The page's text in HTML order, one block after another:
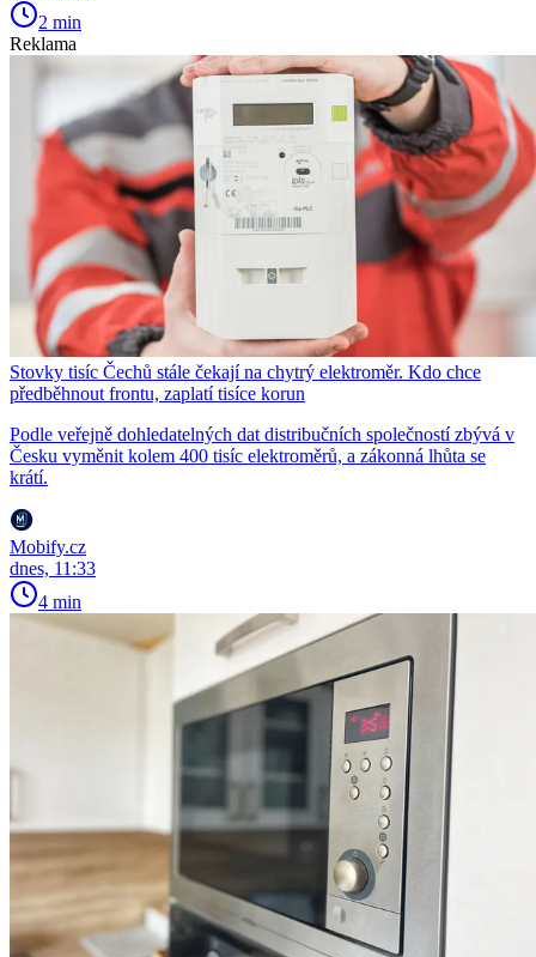
2 min
Reklama
Stovky tisíc Čechů stále čekají na chytrý elektroměr. Kdo chce
předběhnout frontu, zaplatí tisíce korun
Podle veřejně dohledatelných dat distribučních společností zbývá v
Česku vyměnit kolem 400 tisíc elektroměrů, a zákonná lhůta se
krátí.
Mobify.cz
dnes, 11:33
4 min